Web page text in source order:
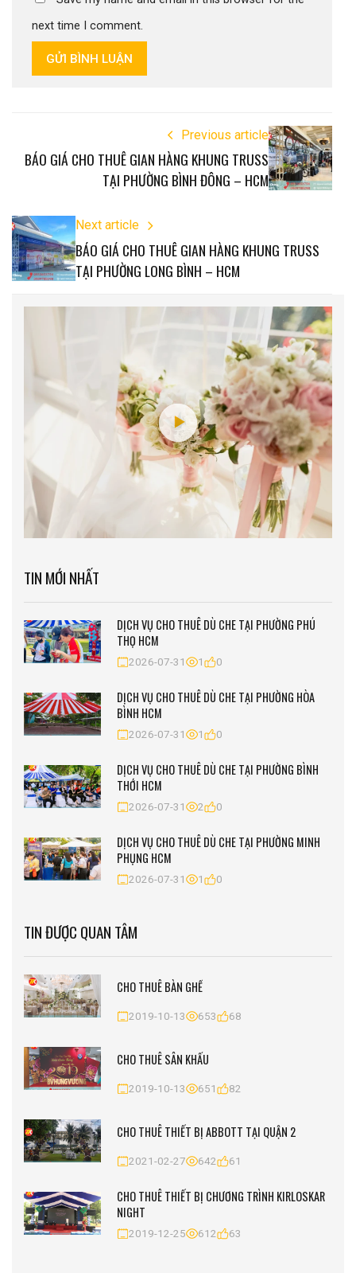
next time I comment.
GỬI BÌNH LUẬN
Previous article
BÁO GIÁ CHO THUÊ GIAN HÀNG KHUNG TRUSS
TẠI PHƯỜNG BÌNH ĐÔNG – HCM
Next article
BÁO GIÁ CHO THUÊ GIAN HÀNG KHUNG TRUSS
TẠI PHƯỜNG LONG BÌNH – HCM
TIN MỚI NHẤT
DỊCH VỤ CHO THUÊ DÙ CHE TẠI PHƯỜNG PHÚ
THỌ HCM
2026-07-31 1 0
DỊCH VỤ CHO THUÊ DÙ CHE TẠI PHƯỜNG HÒA
BÌNH HCM
2026-07-31 1 0
DỊCH VỤ CHO THUÊ DÙ CHE TẠI PHƯỜNG BÌNH
THỚI HCM
2026-07-31 2 0
DỊCH VỤ CHO THUÊ DÙ CHE TẠI PHƯỜNG MINH
PHỤNG HCM
2026-07-31 1 0
TIN ĐƯỢC QUAN TÂM
CHO THUÊ BÀN GHẾ
2019-10-13 653 68
CHO THUÊ SÂN KHẤU
2019-10-13 651 82
CHO THUÊ THIẾT BỊ ABBOTT TẠI QUẬN 2
2021-02-27 642 61
CHO THUÊ THIẾT BỊ CHƯƠNG TRÌNH KIRLOSKAR
NIGHT
2019-12-25 612 63